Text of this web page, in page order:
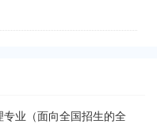
业（面向全国招生的全